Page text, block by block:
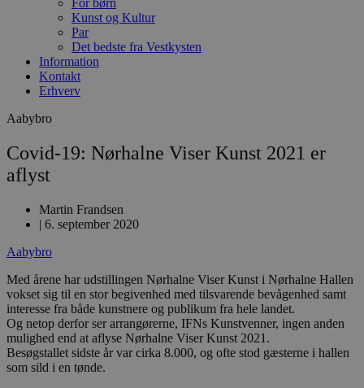
For børn
Kunst og Kultur
Par
Det bedste fra Vestkysten
Information
Kontakt
Erhverv
Aabybro
Covid-19: Nørhalne Viser Kunst 2021 er
aflyst
Martin Frandsen
| 6. september 2020
Aabybro
Med årene har udstillingen Nørhalne Viser Kunst i Nørhalne Hallen
vokset sig til en stor begivenhed med tilsvarende bevågenhed samt
interesse fra både kunstnere og publikum fra hele landet.
Og netop derfor ser arrangørerne, IFNs Kunstvenner, ingen anden
mulighed end at aflyse Nørhalne Viser Kunst 2021.
Besøgstallet sidste år var cirka 8.000, og ofte stod gæsterne i hallen
som sild i en tønde.